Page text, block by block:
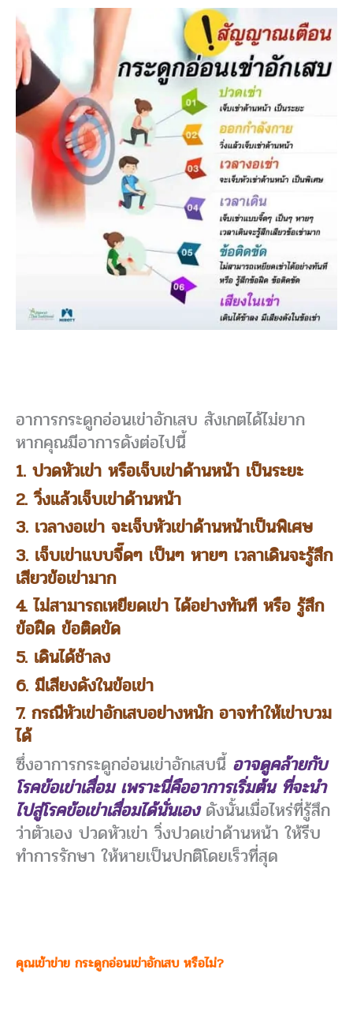
อาการกระดูกอ่อนเข่าอักเสบ สังเกตได้ไม่ยาก
หากคุณมีอาการดังต่อไปนี้
1. ปวดหัวเข่า หรือเจ็บเข่าด้านหน้า เป็นระยะ
2. วิ่งแล้วเจ็บเข่าด้านหน้า
3. เวลางอเข่า จะเจ็บหัวเข่าด้านหน้าเป็นพิเศษ
3. เจ็บเข่าแบบจี๊ดๆ เป็นๆ หายๆ เวลาเดินจะรู้สึก
เสียวข้อเข่ามาก
4. ไม่สามารถเหยียดเข่า ได้อย่างทันที หรือ รู้สึก
ข้อฝืด ข้อติดขัด
5. เดินได้ช้าลง
6. มีเสียงดังในข้อเข่า
7. กรณีหัวเข่าอักเสบอย่างหนัก อาจทำให้เข่าบวม
ได้
ซึ่งอาการกระดูกอ่อนเข่าอักเสบนี้ อาจดูคล้ายกับ
โรคข้อเข่าเสื่อม เพราะนี่คืออาการเริ่มต้น ที่จะนำ
ไปสู่โรคข้อเข่าเสื่อมได้นั่นเองดังนั้นเมื่อไหร่ที่รู้สึก
ว่าตัวเอง ปวดหัวเข่า วิ่งปวดเข่าด้านหน้า ให้รีบ
ทำการรักษา ให้หายเป็นปกติโดยเร็วที่สุด
คุณเข้าข่าย กระดูกอ่อนเข่าอักเสบ หรือไม่?